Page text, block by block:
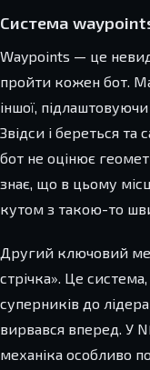
Система
Waypoints — це
пройти кожен бот.
іншої,
Звідси і береться та
бот не оцінює
знає, що в цьому
кутом з такою-то
Другий ключовий
стрічка». Це
суперників до
вирвався вперед. У
механіка особливо